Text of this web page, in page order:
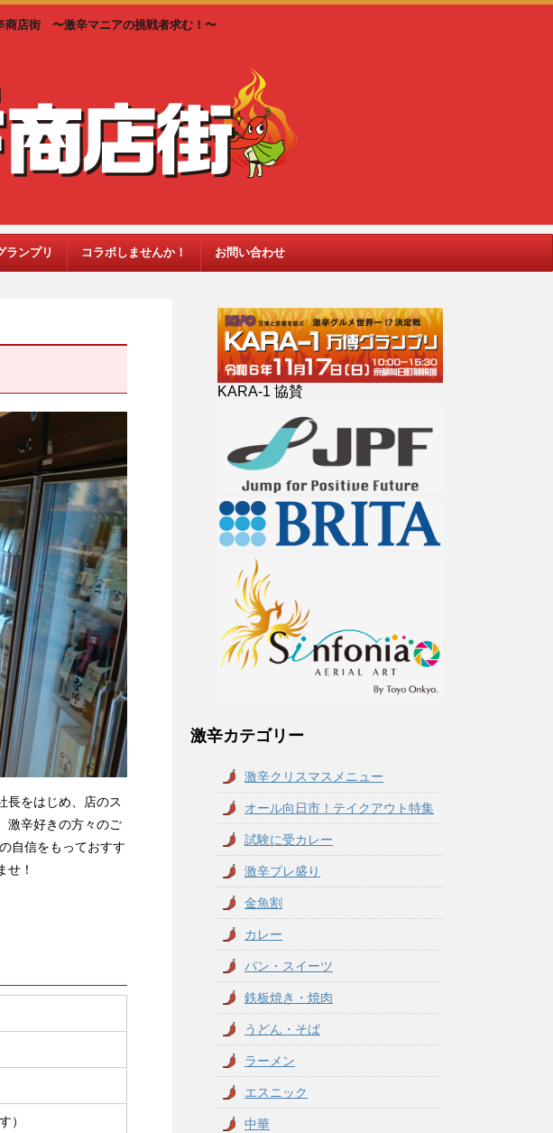
商店街 〜激辛マニアの挑戦者求む！〜
ランプリ コラボしませんか！ お問い合わせ
長をはじめ、店のス
激辛好きの方々のご
自信をもっておすす
せ！
）
KARA-1 協賛
激辛カテゴリー
激辛クリスマスメニュー
オール向日市！テイクアウト特集
試験に受カレー
激辛プレ盛り
金魚割
カレー
パン・スイーツ
鉄板焼き・焼肉
うどん・そば
ラーメン
エスニック
中華